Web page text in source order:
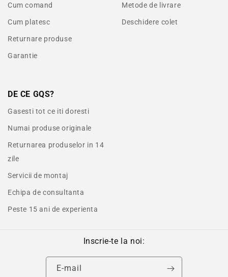
Cum comand
Cum platesc
Returnare produse
Garantie
Metode de livrare
Deschidere colet
DE CE GQS?
Gasesti tot ce iti doresti
Numai produse originale
Returnarea produselor in 14
zile
Servicii de montaj
Echipa de consultanta
Peste 15 ani de experienta
Inscrie-te la noi:
E-mail